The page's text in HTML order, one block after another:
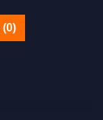
(0)